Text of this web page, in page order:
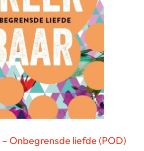
Onbegrensde liefde (POD)